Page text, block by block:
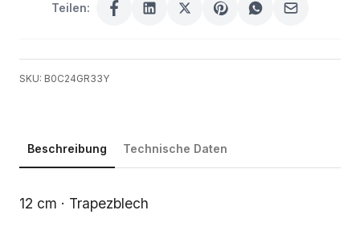
Teilen:
SKU: B0C24GR33Y
Beschreibung Technische Daten
Beschreibung
12 cm · Trapezblech